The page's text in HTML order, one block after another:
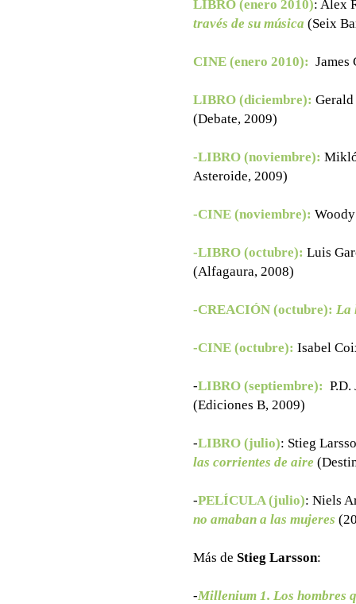
LIBRO (enero 2010): Alex
través de su música (Seix
CINE (enero 2010): James
LIBRO (diciembre):
(Debate, 2009)
-LIBRO (noviembre):
Asteroide, 2009)
-CINE (noviembre):
-LIBRO (octubre): Luis
(Alfagaura, 2008)
-CREACIÓN (octubre): La
-CINE (octubre): Isabel
-LIBRO (septiembre):
(Ediciones B, 2009)
-LIBRO (julio): Stieg
las corrientes de aire
-PELÍCULA (julio): Niels
no amaban a las mujeres
Más de Stieg Larsson:
-Millenium 1. Los hombres